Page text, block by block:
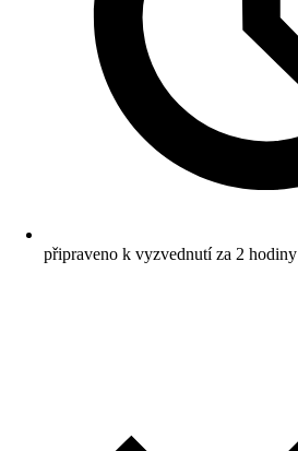
připraveno k vyzvednutí za 2 hodiny